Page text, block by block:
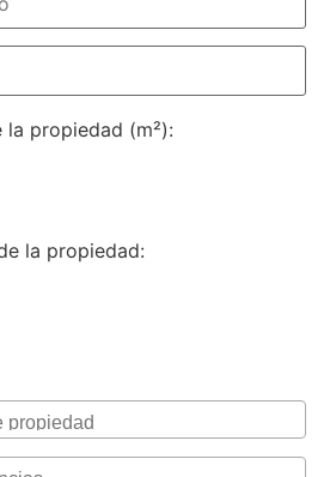
propiedad (m²):
la propiedad: